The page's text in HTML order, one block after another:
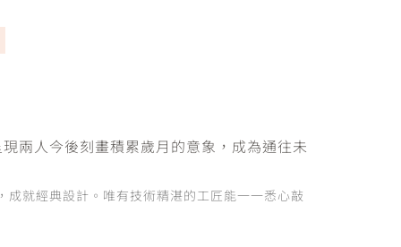
兩人今後刻畫積累歲月的意象，成為通往未
成就經典設計。唯有技術精湛的工匠能一一悉心敲